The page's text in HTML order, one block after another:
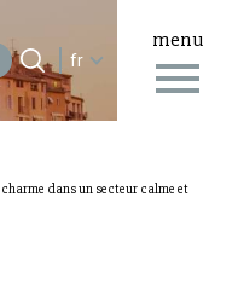
menu
fr
Langue
fr
dans un secteur calme et